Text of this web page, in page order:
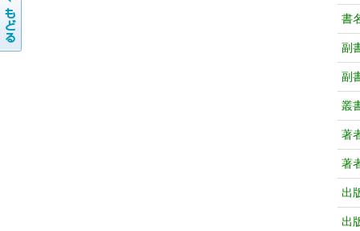
書
副
副
叢
著
著
出
出